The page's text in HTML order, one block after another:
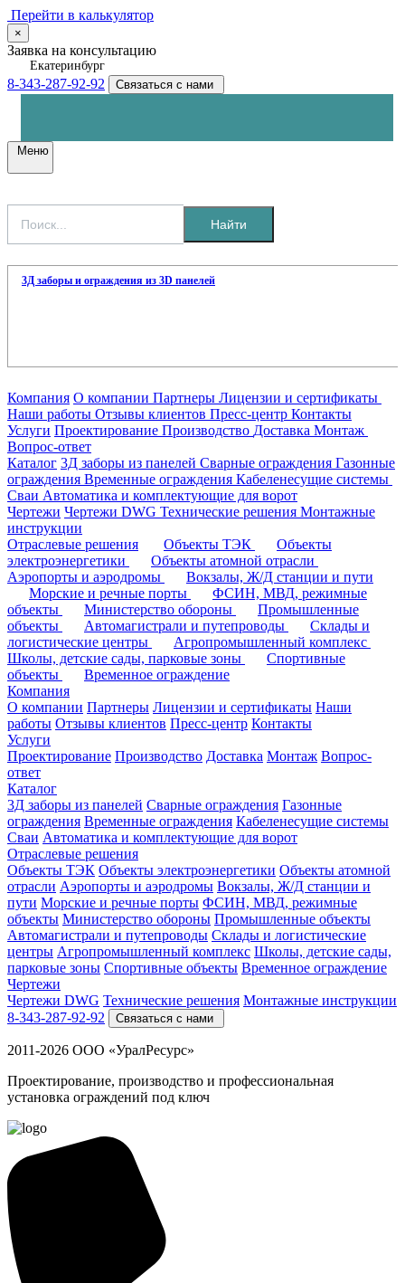
Перейти в калькулятор
×
Заявка на консультацию
Екатеринбург
8-343-287-92-92 Связаться с нами
Меню
Найти
3Д заборы и ограждения из 3D панелей
Компания О компании Партнеры Лицензии и сертификаты
Наши работы Отзывы клиентов Пресс-центр Контакты
Услуги Проектирование Производство Доставка Монтаж
Вопрос-ответ
Каталог 3Д заборы из панелей Сварные ограждения Газонные
ограждения Временные ограждения Кабеленесущие системы
Cваи Автоматика и комплектующие для ворот
Чертежи Чертежи DWG Технические решения Монтажные
инструкции
Отраслевые решения
Объекты ТЭК
Объекты
электроэнергетики
Объекты атомной отрасли
Аэропорты и аэродромы
Вокзалы, Ж/Д станции и пути
Морские и речные порты
ФСИН, МВД, режимные
объекты
Министерство обороны
Промышленные
объекты
Автомагистрали и путепроводы
Склады и
логистические центры
Агропромышленный комплекс
Школы, детские сады, парковые зоны
Спортивные
объекты
Временное ограждение
Компания
О компании Партнеры Лицензии и сертификаты Наши
работы Отзывы клиентов Пресс-центр Контакты
Услуги
Проектирование Производство Доставка Монтаж Вопрос-
ответ
Каталог
3Д заборы из панелей Сварные ограждения Газонные
ограждения Временные ограждения Кабеленесущие системы
Cваи Автоматика и комплектующие для ворот
Отраслевые решения
Объекты ТЭК Объекты электроэнергетики Объекты атомной
отрасли Аэропорты и аэродромы Вокзалы, Ж/Д станции и
пути Морские и речные порты ФСИН, МВД, режимные
объекты Министерство обороны Промышленные объекты
Автомагистрали и путепроводы Склады и логистические
центры Агропромышленный комплекс Школы, детские сады,
парковые зоны Спортивные объекты Временное ограждение
Чертежи
Чертежи DWG Технические решения Монтажные инструкции
8-343-287-92-92
Связаться с нами
2011-2026 ООО «УралРесурс»
Проектирование, производство и профессиональная
установка ограждений под ключ